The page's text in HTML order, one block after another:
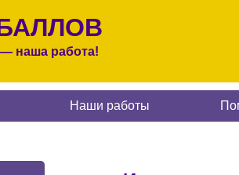
наша работа!
Наши работы